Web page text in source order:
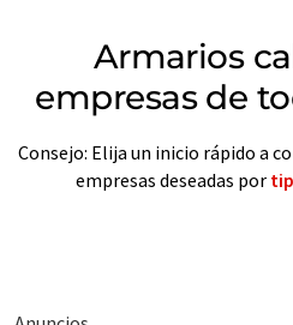
Armarios
empresas de
Consejo: Elija un inicio rápido a
empresas deseadas por